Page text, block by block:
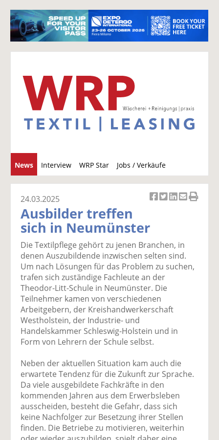
News Interview WRP Star Jobs / Verkäufe
u
c
k
a
uf
F
ac
e
b
o
k
te
e
n
el
t
wi
tt
er
n
a
uf
Li
e
di
n
te
e
n
el
p
er
E
e
n
ck
24.03.2025
Ausbilder treffen
sich in Neumünster
Die Textilpflege gehört zu jenen Branchen, in
denen Auszubildende inzwischen selten sind.
Um nach Lösungen für das Problem zu suchen,
trafen sich zuständige Fachleute an der
Theodor-Litt-Schule in Neumünster. Die
Teilnehmer kamen von verschiedenen
Arbeitgebern, der Kreishandwerkerschaft
Westholstein, der Industrie- und
Handelskammer Schleswig-Holstein und in
Form von Lehrern der Schule selbst.
Neben der aktuellen Situation kam auch die
erwartete Tendenz für die Zukunft zur Sprache.
Da viele ausgebildete Fachkräfte in den
kommenden Jahren aus dem Erwerbsleben
ausscheiden, besteht die Gefahr, dass sich
keine Nachfolger zur Besetzung ihrer Stellen
finden. Die Betriebe zu motivieren, weiterhin